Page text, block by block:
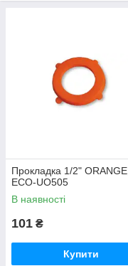
Прокладка 1/2" ORANGE,
ECO-UO505
В наявності
101 ₴
Купити